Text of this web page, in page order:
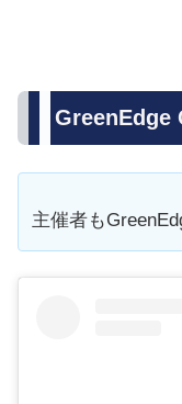
GreenEdge
主催者も